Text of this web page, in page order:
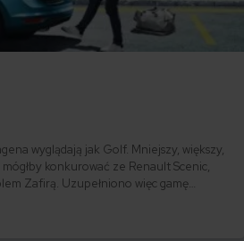
wyglądają jak Golf. Mniejszy, większy,
konkurować ze Renault Scenic,
Zafirą. Uzupełniono więc gamę
sprawnie stoczył walkę z